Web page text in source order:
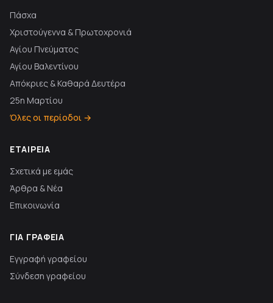
Πάσχα
Χριστούγεννα & Πρωτοχρονιά
Αγίου Πνεύματος
Αγίου Βαλεντίνου
Απόκριες & Καθαρά Δευτέρα
25η Μαρτίου
Όλες οι περίοδοι →
ΕΤΑΙΡΕΊΑ
Σχετικά με εμάς
Άρθρα & Νέα
Επικοινωνία
ΓΙΑ ΓΡΑΦΕΊΑ
Εγγραφή γραφείου
Σύνδεση γραφείου